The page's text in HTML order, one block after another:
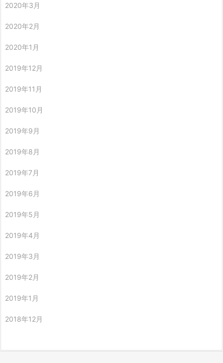
2020年3月
2020年2月
2020年1月
2019年12月
2019年11月
2019年10月
2019年9月
2019年8月
2019年7月
2019年6月
2019年5月
2019年4月
2019年3月
2019年2月
2019年1月
2018年12月